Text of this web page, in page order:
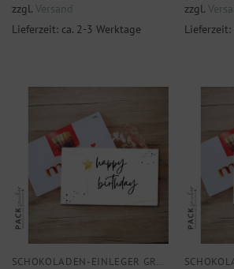
zzgl. Versand
Lieferzeit: ca. 2-3 Werktage
zzgl.
Lieferzeit:
SCHOKOLADEN-EINLEGER GROSS